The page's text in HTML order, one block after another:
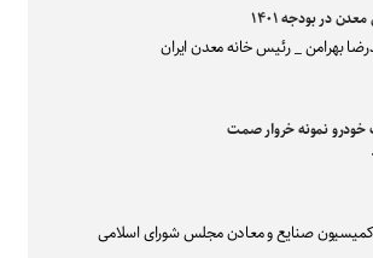
در بودجه ۱۴۰۱
بهرامن _ رئیس خانه معدن ایران
نمونه خروار صمت
صنایع و معادن مجلس شورای اسلامی